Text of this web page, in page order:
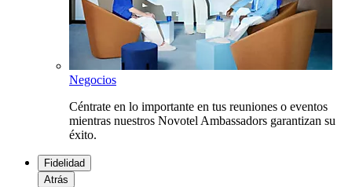
Negocios
Céntrate en lo importante en tus reuniones o eventos
mientras nuestros Novotel Ambassadors garantizan su
éxito.
Fidelidad
Atrás